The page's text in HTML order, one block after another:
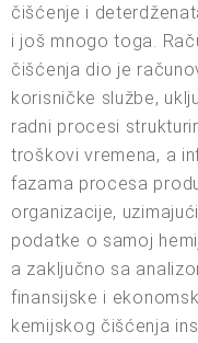
čišćenje i
i još mnogo toga.
čišćenja dio je
korisničke službe,
radni procesi
troškovi vremena, a
fazama procesa
organizacije,
podatke o samoj
a zaključno sa
finansijske i
kemijskog čišćenja